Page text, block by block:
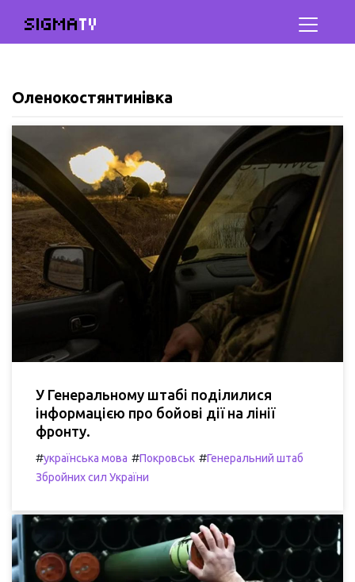
SIGMATV
Оленокостянтинівка
У Генеральному штабі поділилися
інформацією про бойові дії на лінії
фронту.
#українська мова #Покровськ #Генеральний штаб
Збройних сил України